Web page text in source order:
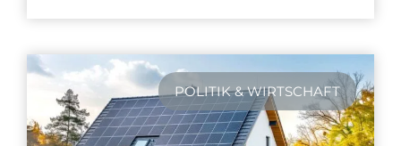
POLITIK & WIRTSCHAFT